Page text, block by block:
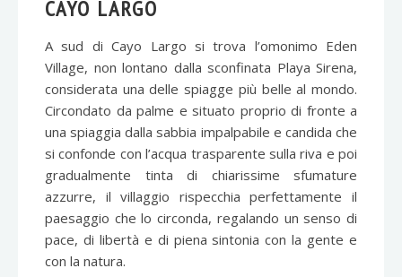
CAYO LARGO
A sud di Cayo Largo si trova l’omonimo Eden
Village, non lontano dalla sconfinata Playa Sirena,
considerata una delle spiagge più belle al mondo.
Circondato da palme e situato proprio di fronte a
una spiaggia dalla sabbia impalpabile e candida che
si confonde con l’acqua trasparente sulla riva e poi
gradualmente tinta di chiarissime sfumature
azzurre, il villaggio rispecchia perfettamente il
paesaggio che lo circonda, regalando un senso di
pace, di libertà e di piena sintonia con la gente e
con la natura.